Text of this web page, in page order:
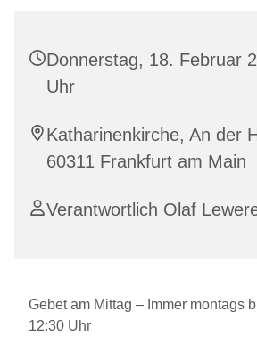
Donnerstag, 18. Februar
Uhr
Katharinenkirche, An der
60311 Frankfurt am Main
Verantwortlich Olaf
Gebet am Mittag – Immer montags
12:30 Uhr